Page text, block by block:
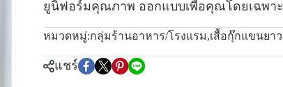
ยูนิฟอร์มคุณภาพ ออกแบบเพื่อคุณโดยเฉพาะ
หมวดหมู่:กลุ่มร้านอาหาร/โรงแรม,เสื้อกุ๊กแขนยาว
แชร์